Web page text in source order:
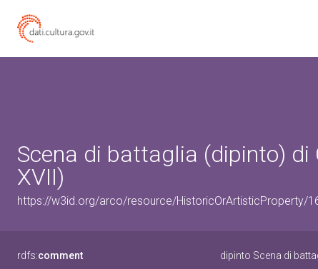
Scena di battaglia (dipinto) di
XVII)
https://w3id.org/arco/resource/HistoricOrArtisticProperty/
rdfs:comment dipinto Scena di